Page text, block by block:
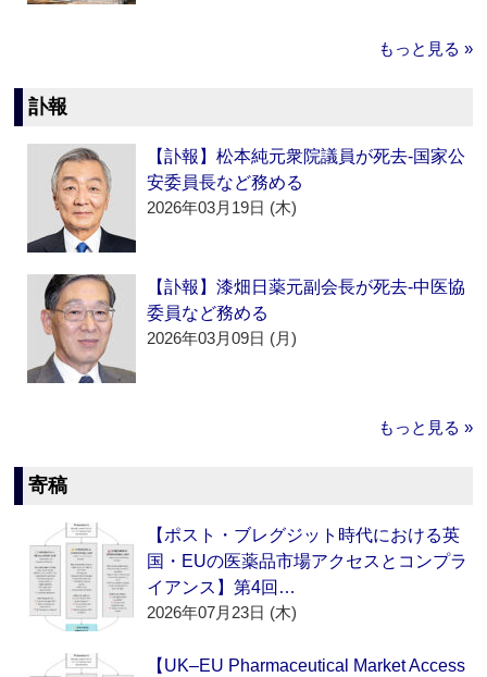
もっと見る »
訃報
【訃報】松本純元衆院議員が死去‐国家公
安委員長など務める
2026年03月19日 (木)
【訃報】漆畑日薬元副会長が死去‐中医協
委員など務める
2026年03月09日 (月)
もっと見る »
寄稿
【ポスト・ブレグジット時代における英
国・EUの医薬品市場アクセスとコンプラ
イアンス】第4回…
2026年07月23日 (木)
【UK–EU Pharmaceutical Market Access